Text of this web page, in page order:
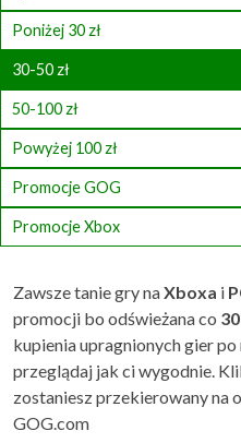
Poniżej 30 zł
30-50 zł
50-100 zł
Powyżej 100 zł
Promocje GOG
Promocje Xbox
Zawsze tanie gry naXboxa i
promocji bo odświeżana co
kupienia upragnionych gier
przeglądaj jak ci wygodnie.
zostaniesz przekierowany na
GOG.com